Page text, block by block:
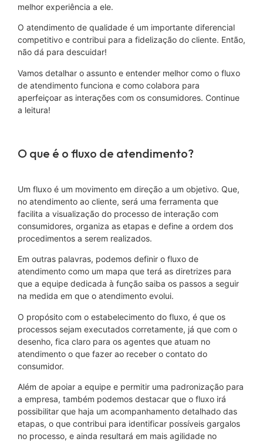
melhor experiência a ele.
O atendimento de qualidade é um importante diferencial
competitivo e contribui para a fidelização do cliente. Então,
não dá para descuidar!
Vamos detalhar o assunto e entender melhor como o fluxo
de atendimento funciona e como colabora para
aperfeiçoar as interações com os consumidores. Continue
a leitura!
O que é o fluxo de atendimento?
Um fluxo é um movimento em direção a um objetivo. Que,
no atendimento ao cliente, será uma ferramenta que
facilita a visualização do processo de interação com
consumidores, organiza as etapas e define a ordem dos
procedimentos a serem realizados.
Em outras palavras, podemos definir o fluxo de
atendimento como um mapa que terá as diretrizes para
que a equipe dedicada à função saiba os passos a seguir
na medida em que o atendimento evolui.
O propósito com o estabelecimento do fluxo, é que os
processos sejam executados corretamente, já que com o
desenho, fica claro para os agentes que atuam no
atendimento o que fazer ao receber o contato do
consumidor.
Além de apoiar a equipe e permitir uma padronização para
a empresa, também podemos destacar que o fluxo irá
possibilitar que haja um acompanhamento detalhado das
etapas, o que contribui para identificar possíveis gargalos
no processo, e ainda resultará em mais agilidade no